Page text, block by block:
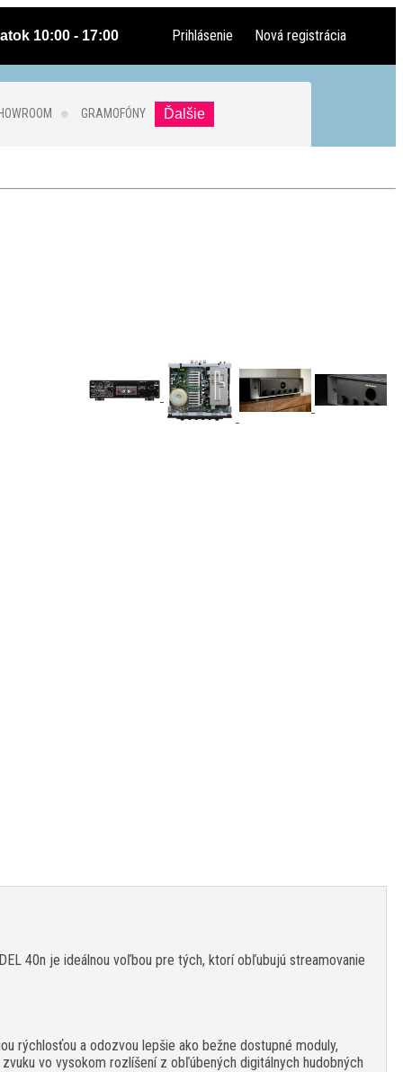
10:00 - 17:00 Prihlásenie Nová registrácia
GRAMOFÓNY Ďalšie
40n je ideálnou voľbou pre tých, ktorí obľubujú streamovanie
rýchlosťou a odozvou lepšie ako bežne dostupné moduly,
vo vysokom rozlíšení z obľúbených digitálnych hudobných